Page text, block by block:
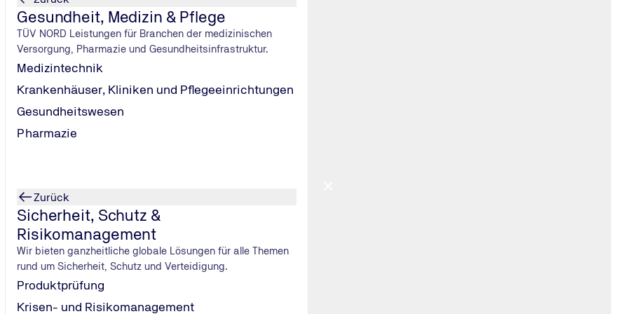
Gesundheit, Medizin & Pflege
TÜV NORD Leistungen für Branchen der medizinischen
Versorgung, Pharmazie und Gesundheitsinfrastruktur.
Medizintechnik
Krankenhäuser, Kliniken und Pflegeeinrichtungen
Gesundheitswesen
Pharmazie
Zurück
Sicherheit, Schutz &
Risikomanagement
Wir bieten ganzheitliche globale Lösungen für alle Themen
rund um Sicherheit, Schutz und Verteidigung.
Produktprüfung
Krisen- und Risikomanagement